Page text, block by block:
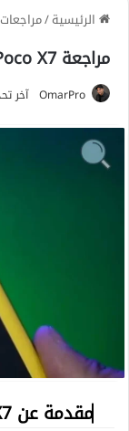
الرئيسية/
مراجعة Xiaomi Poco X7 والمميزات والعيوب
OmarPro آخر
مقدمة عن Xiaomi Poco X7